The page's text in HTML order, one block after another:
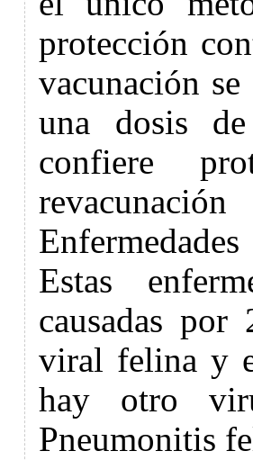
protección
vacunación
una dosis
confiere
Estas
causadas
viral felina y
hay otro
Pneumonitis